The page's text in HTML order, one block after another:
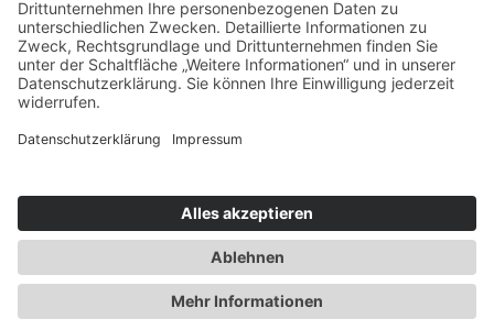
Links
Nutzungsbedingungen
Datenschutz
Reiseoasen.de
©2026 Internet-Service-Community|Cookie-Einstellungen